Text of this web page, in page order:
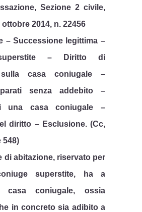
Sezione 2 civile,
2014, n. 22456
– Successione legittima –
– Diritto di
sulla casa coniugale –
senza addebito –
una casa coniugale –
diritto – Esclusione. (Cc,
548)
di abitazione, riservato per
superstite, ha a
casa coniugale, ossia
in concreto sia adibito a